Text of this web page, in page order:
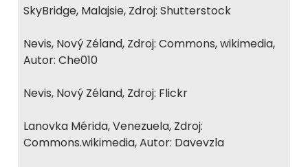
SkyBridge, Malajsie, Zdroj: Shutterstock
Nevis, Nový Zéland, Zdroj: Commons, wikimedia,
Autor: Che010
Nevis, Nový Zéland, Zdroj: Flickr
Lanovka Mérida, Venezuela, Zdroj:
Commons.wikimedia, Autor: Davevzla